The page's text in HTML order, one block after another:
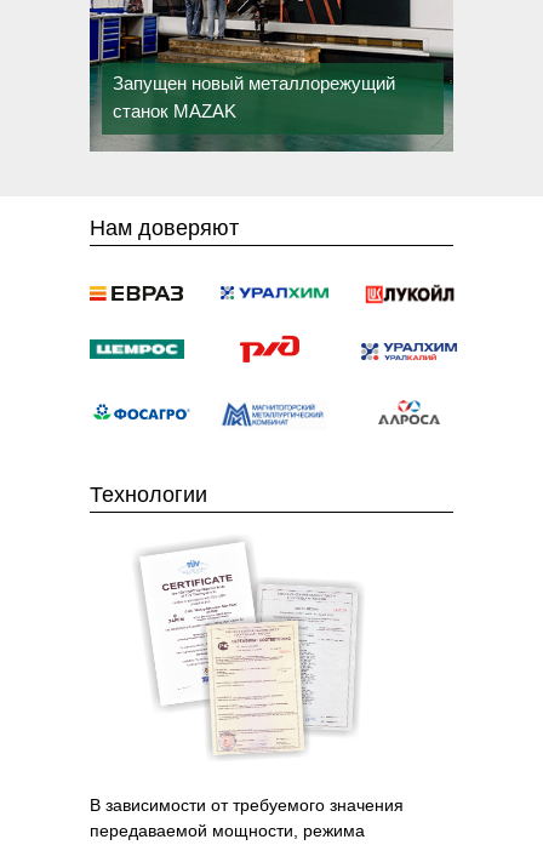
Запущен новый металлорежущий
станок MAZAK
Нам доверяют
В зависимости от требуемого значения
передаваемой мощности, режима
Технологии